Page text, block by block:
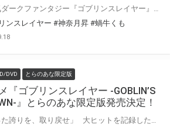
ンスレイヤー #神奈月昇 #蝸牛くも
DVD とらのあな限定版
『ゴブリンスレイヤー -GOBLIN’S
』とらのあな限定版発売決定！